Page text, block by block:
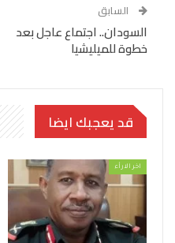
السابق
السودان.. اجتماع عاجل بعد
خطوة للميليشيا
قد يعجبك ايضا
اخر الارأء